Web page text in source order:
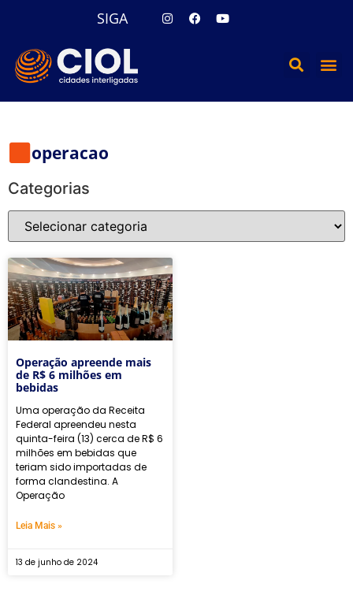
SIGA
operacao
Categorias
Operação apreende mais
de R$ 6 milhões em
bebidas
Uma operação da Receita
Federal apreendeu nesta
quinta-feira (13) cerca de R$ 6
milhões em bebidas que
teriam sido importadas de
forma clandestina. A
Operação
Leia Mais »
13 de junho de 2024